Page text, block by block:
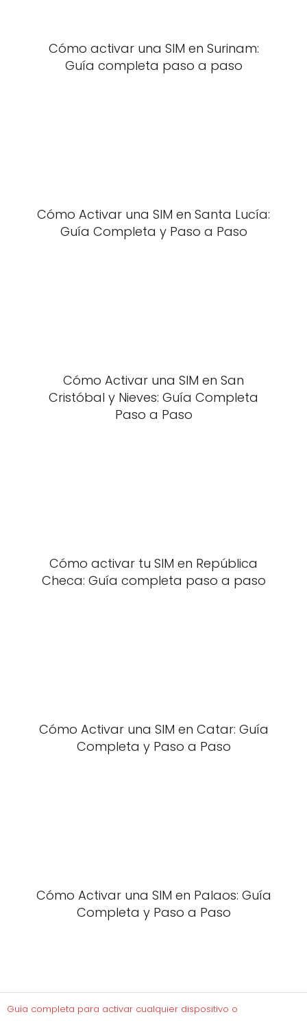
Cómo activar una SIM en Surinam:
Guía completa paso a paso
Cómo Activar una SIM en Santa Lucía:
Guía Completa y Paso a Paso
Cómo Activar una SIM en San
Cristóbal y Nieves: Guía Completa
Paso a Paso
Cómo activar tu SIM en República
Checa: Guía completa paso a paso
Cómo Activar una SIM en Catar: Guía
Completa y Paso a Paso
Cómo Activar una SIM en Palaos: Guía
Completa y Paso a Paso
Guía completa para activar cualquier dispositivo o